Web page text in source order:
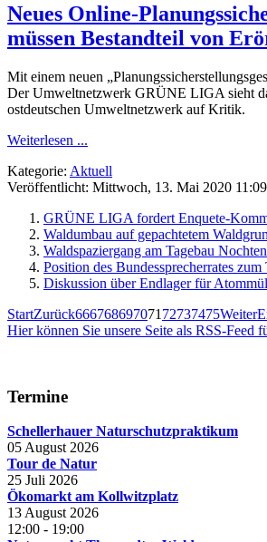
Neues Online-
müssen Bestandteil von
Mit einem neuen
Der Umweltnetzwerk GRÜNE LIGA sieht
ostdeutschen Umweltnetzwerk auf Kritik.
Weiterlesen ...
Kategorie: Aktuell
Veröffentlicht: Mittwoch, 13. Mai 2020 11:09
GRÜNE LIGA fordert Enquete-
Waldumbau auf gepachtetem
Waldspaziergang am Tagebau
Position des Bundessprecherrates
Diskussion über Endlager für
StartZurück666768697071 72737475Weiter
Hier können Sie unsere Seite als RSS-Feed
Termine
Schellerhauer Naturschutzpraktikum
05 August 2026
Tour de Natur
25 Juli 2026
Ökomarkt am Kollwitzplatz
13 August 2026
12:00 - 19:00